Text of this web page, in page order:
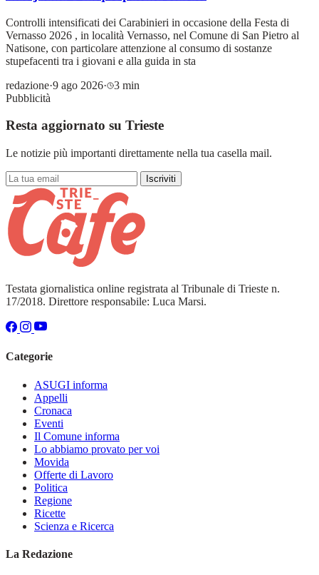
Controlli intensificati dei Carabinieri in occasione della Festa di
Vernasso 2026 , in località Vernasso, nel Comune di San Pietro al
Natisone, con particolare attenzione al consumo di sostanze
stupefacenti tra i giovani e alla guida in sta
redazione·9 ago 2026·
3 min
Pubblicità
Resta aggiornato su Trieste
Le notizie più importanti direttamente nella tua casella mail.
Iscriviti
Testata giornalistica online registrata al Tribunale di Trieste n.
17/2018. Direttore responsabile: Luca Marsi.
Categorie
ASUGI informa
Appelli
Cronaca
Eventi
Il Comune informa
Lo abbiamo provato per voi
Movida
Offerte di Lavoro
Politica
Regione
Ricette
Scienza e Ricerca
La Redazione